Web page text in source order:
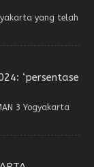
yang telah
‘persentase
3 Yogyakarta